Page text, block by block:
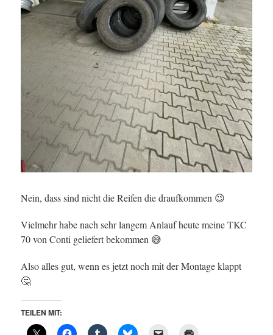
Nein, dass sind nicht die Reifen die draufkommen 😉
Vielmehr habe nach sehr langem Anlauf heute meine TKC
70 von Conti geliefert bekommen 😅
Also alles gut, wenn es jetzt noch mit der Montage klappt
🤔
TEILEN MIT: